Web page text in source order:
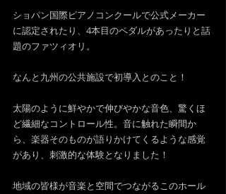
ショパン国際ピアノコンクールで公式メーカー
に認定されたり、4本目のペダルがあったりと話
題のファツィオリ。
なんと九州の公共施設で初導入とのこと！
太陽のように鮮やかで伸びやかな音色、驚くほ
ど繊細なコントロール性。音に触れた瞬間か
ら、楽器そのものが語りかけてくるような感覚
があり、刺激的な体験となりました！
地域の皆様が音楽と空間でつながるこのホール